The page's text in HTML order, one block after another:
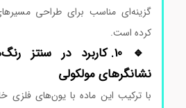
گزینه‌ای مناسب برای طراحی
کرده است.
🔹 10. کاربرد در سنتز
نشانگرهای مولکولی
با ترکیب این ماده با یون‌های فلزی